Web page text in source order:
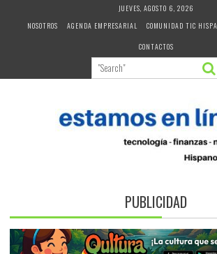
JUEVES, AGOSTO 6, 2026
NOSOTROS
AGENDA EMPRESARIAL COMUNIDAD TIC
CONTACTOS
PUBLICIDAD